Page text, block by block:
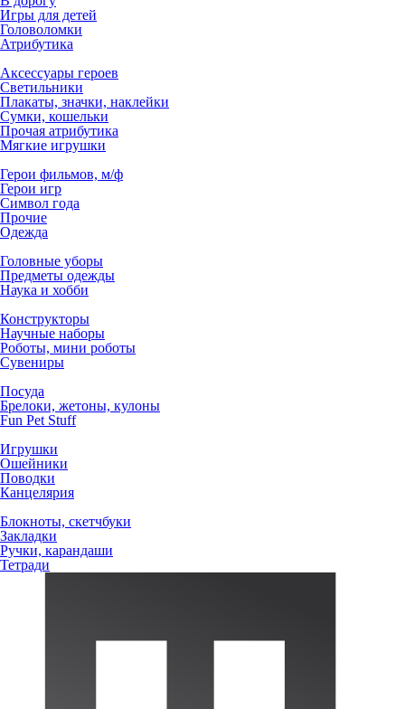
Игры для детей
Головоломки
Атрибутика
Аксессуары героев
Светильники
Плакаты, значки, наклейки
Сумки, кошельки
Прочая атрибутика
Мягкие игрушки
Герои фильмов, м/ф
Герои игр
Символ года
Прочие
Одежда
Головные уборы
Предметы одежды
Наука и хобби
Конструкторы
Научные наборы
Роботы, мини роботы
Сувениры
Посуда
Брелоки, жетоны, кулоны
Fun Pet Stuff
Игрушки
Ошейники
Поводки
Канцелярия
Блокноты, скетчбуки
Закладки
Ручки, карандаши
Тетради